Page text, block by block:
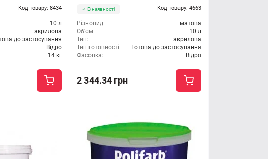
Код товару: 8434
10 л
акрилова
до застосування
Відро
14 кг
В наявності Код товару: 4663
Різновид:
матова
Об'єм:
10 л
Тип:
акрилова
Тип готовності:
Готова до застосування
Фасовка:
Відро
2 344.34 грн